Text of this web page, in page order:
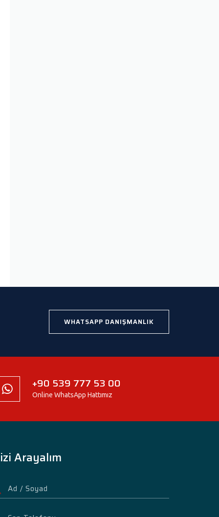
WHATSAPP DANIŞMANLIK
+90 539 777 53 00
Online WhatsApp Hattımız
Arayalım